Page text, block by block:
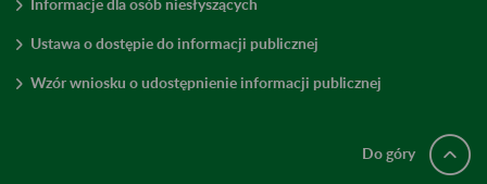
Informacje dla osób niesłyszących
Ustawa o dostępie do informacji publicznej
Wzór wniosku o udostępnienie informacji publicznej
Do góry